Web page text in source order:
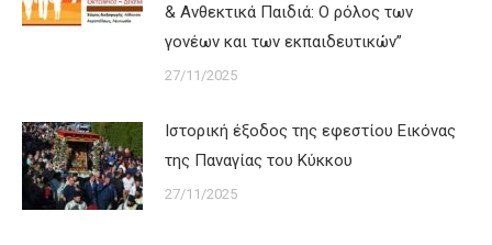
& Ανθεκτικά Παιδιά: Ο ρόλος των
γονέων και των εκπαιδευτικών”
27/11/2025
Ιστορική έξοδος της εφεστίου Εικόνας
της Παναγίας του Κύκκου
27/11/2025